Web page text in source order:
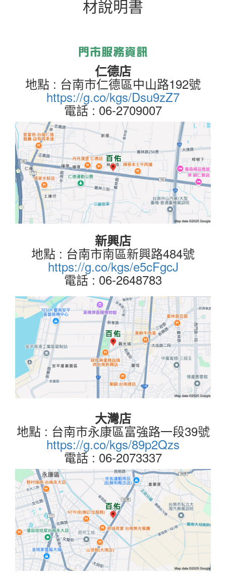
材說明書
仁德店
地點 : 台南市仁德區中山路192號
https://g.co/kgs/Dsu9zZ7
電話 : 06-2709007
新興店
地點 : 台南市南區新興路484號
https://g.co/kgs/e5cFgcJ
電話 : 06-2648783
大灣店
地點 : 台南市永康區富強路一段39號
https://g.co/kgs/89p2Qzs
電話 : 06-2073337